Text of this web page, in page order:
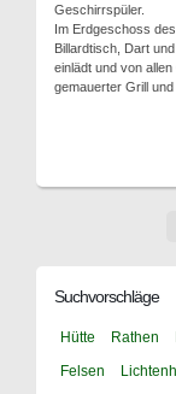
Geschirrspüler.
Im Erdgeschoss
Billardtisch, Dart
einlädt und von
gemauerter Grill
Suchvorschläge
Hütte Rathen
Felsen